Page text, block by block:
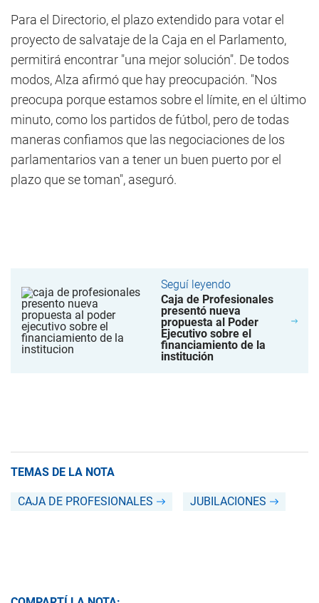
Para el Directorio, el plazo extendido para votar el
proyecto de salvataje de la Caja en el Parlamento,
permitirá encontrar "una mejor solución". De todos
modos, Alza afirmó que hay preocupación. "Nos
preocupa porque estamos sobre el límite, en el último
minuto, como los partidos de fútbol, pero de todas
maneras confiamos que las negociaciones de los
parlamentarios van a tener un buen puerto por el
plazo que se toman", aseguró.
Seguí leyendo
Caja de Profesionales
presentó nueva
propuesta al Poder
Ejecutivo sobre el
financiamiento de la
institución
TEMAS DE LA NOTA
CAJA DE PROFESIONALES JUBILACIONES